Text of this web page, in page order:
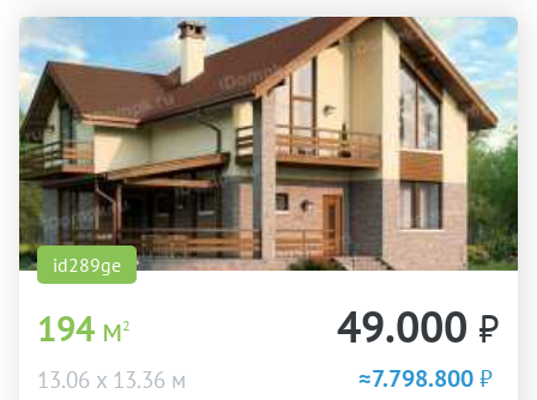
id289ge
194 м2
13.06 х 13.36 м
49.000 ₽
≈7.798.800₽